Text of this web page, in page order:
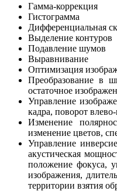
Гамма-коррекция
Гистограмма
Дифференциальная
Выделение контуров
Подавление шумов
Выравнивание
Оптимизация
Преобразование в
остаточное
Управление
кадра, поворот
Изменение
изменение цветов,
Управление
акустическая
положение фокуса,
изображения,
территории взятия